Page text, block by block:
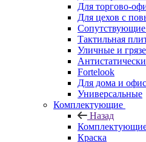
Для торгово-
Для цехов с
Тактильная
Уличные и
Fortelook
Для дома и
Универсальные
Комплектующие
Назад
Краска